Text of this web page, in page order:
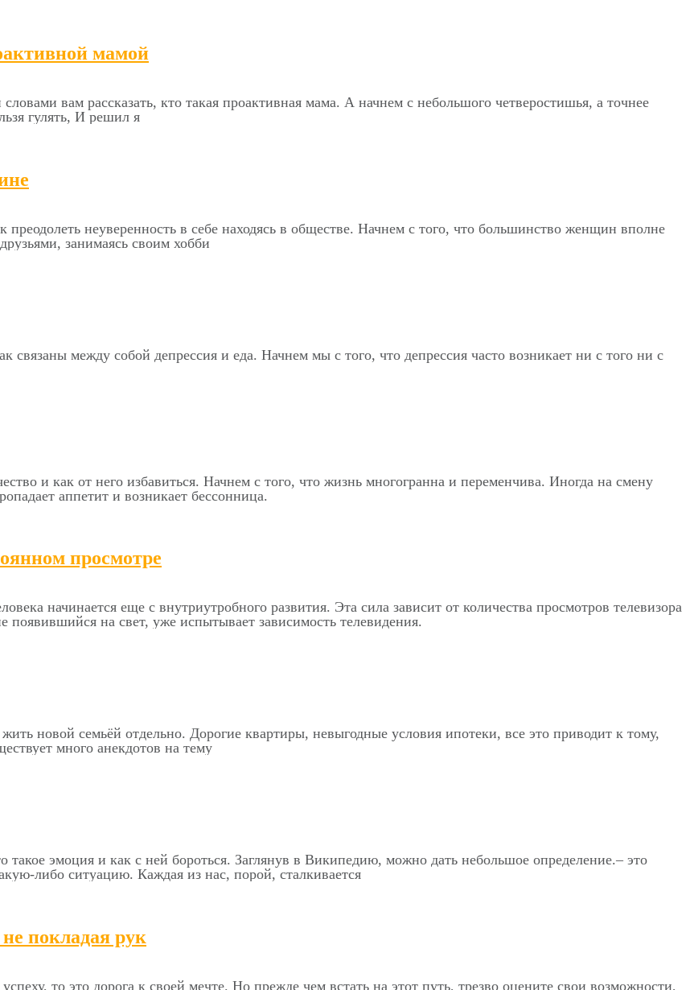
мамой
вам рассказать, кто такая проактивная мама. А начнем с небольшого четверостишья, а точнее
гулять, И решил я
неуверенность в себе находясь в обществе. Начнем с того, что большинство женщин вполне
занимаясь своим хобби
связаны между собой депрессия и еда. Начнем мы с того, что депрессия часто возникает ни с того ни с
и как от него избавиться. Начнем с того, что жизнь многогранна и переменчива. Иногда на смену
аппетит и возникает бессонница.
просмотре
начинается еще с внутриутробного развития. Эта сила зависит от количества просмотров телевизора
на свет, уже испытывает зависимость телевидения.
новой семьёй отдельно. Дорогие квартиры, невыгодные условия ипотеки, все это приводит к тому,
много анекдотов на тему
такое эмоция и как с ней бороться. Заглянув в Википедию, можно дать небольшое определение.– это
либо ситуацию. Каждая из нас, порой, сталкивается
покладая рук
то это дорога к своей мечте. Но прежде чем встать на этот путь, трезво оцените свои возможности,